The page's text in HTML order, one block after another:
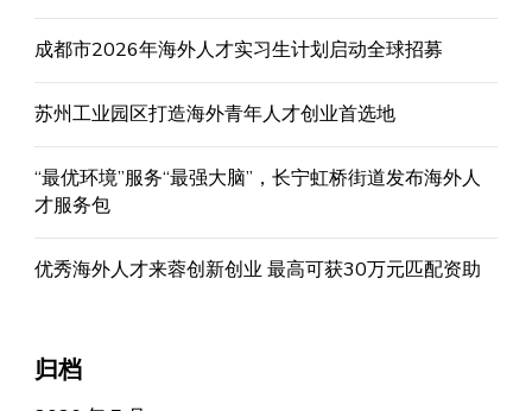
成都市2026年海外人才实习生计划启动全球招募
苏州工业园区打造海外青年人才创业首选地
“最优环境”服务“最强大脑”，长宁虹桥街道发布海外人
才服务包
优秀海外人才来蓉创新创业 最高可获30万元匹配资助
归档